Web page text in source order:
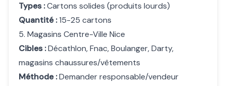
Types :Cartons solides (produits lourds)
Quantité :15-25 cartons
5. Magasins Centre-Ville Nice
Cibles :Décathlon, Fnac, Boulanger, Darty,
magasins chaussures/vêtements
Méthode :Demander responsable/vendeur